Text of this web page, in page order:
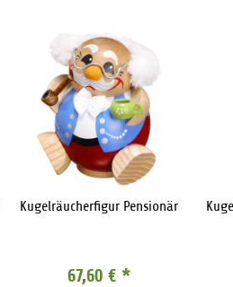
Kugelräucherfigur Pensionär
67,60 € *